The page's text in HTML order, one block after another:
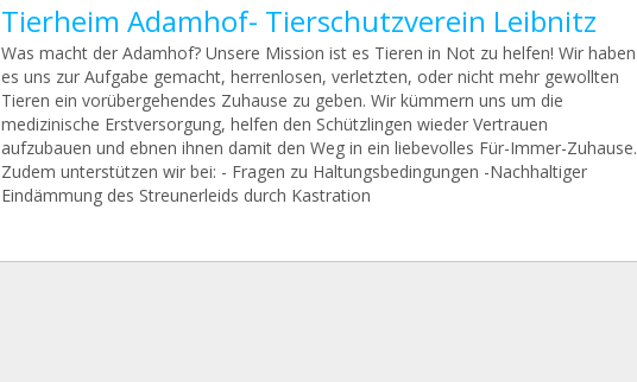
Tierheim Adamhof- Tierschutzverein Leibnitz
Was macht der Adamhof? Unsere Mission ist es Tieren in Not zu helfen! Wir haben
es uns zur Aufgabe gemacht, herrenlosen, verletzten, oder nicht mehr gewollten
Tieren ein vorübergehendes Zuhause zu geben. Wir kümmern uns um die
medizinische Erstversorgung, helfen den Schützlingen wieder Vertrauen
aufzubauen und ebnen ihnen damit den Weg in ein liebevolles Für-Immer-Zuhause.
Zudem unterstützen wir bei: - Fragen zu Haltungsbedingungen -Nachhaltiger
Eindämmung des Streunerleids durch Kastration